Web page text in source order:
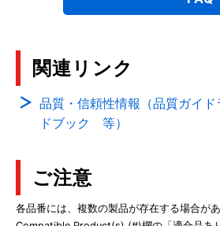
関連リンク
品質・信頼性情報（品質ガイ
ドブック 等）
ご注意
各品番には、複数の製品が存在する場合が